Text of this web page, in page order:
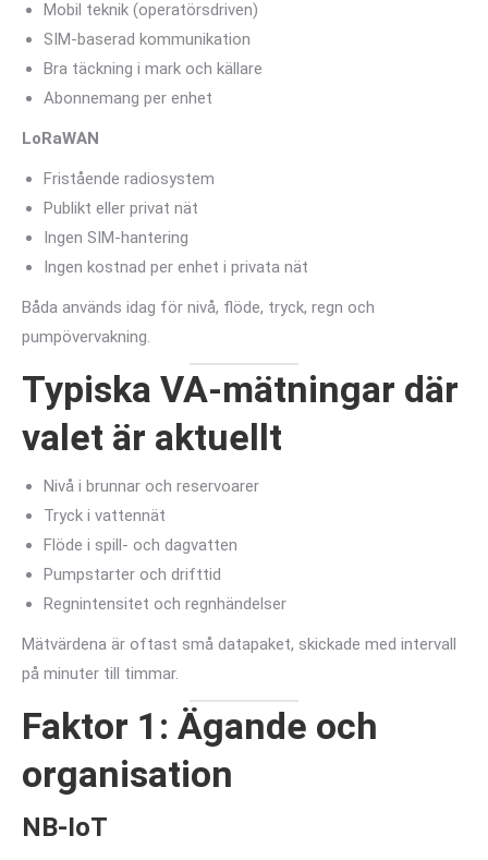
Mobil teknik (operatörsdriven)
SIM-baserad kommunikation
Bra täckning i mark och källare
Abonnemang per enhet
LoRaWAN
Fristående radiosystem
Publikt eller privat nät
Ingen SIM-hantering
Ingen kostnad per enhet i privata nät
Båda används idag för nivå, flöde, tryck, regn och
pumpövervakning.
Typiska VA-mätningar där
valet är aktuellt
Nivå i brunnar och reservoarer
Tryck i vattennät
Flöde i spill- och dagvatten
Pumpstarter och drifttid
Regnintensitet och regnhändelser
Mätvärdena är oftast små datapaket, skickade med intervall
på minuter till timmar.
Faktor 1: Ägande och
organisation
NB-IoT